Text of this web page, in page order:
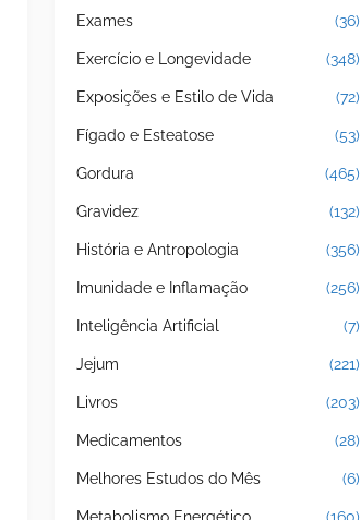
Exames (36)
Exercício e Longevidade (348)
Exposições e Estilo de Vida (72)
Fígado e Esteatose (53)
Gordura (465)
Gravidez (132)
História e Antropologia (356)
Imunidade e Inflamação (256)
Inteligência Artificial (7)
Jejum (221)
Livros (203)
Medicamentos (28)
Melhores Estudos do Mês (6)